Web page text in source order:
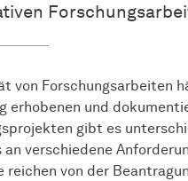
von Forschungsarbeiten
erhobenen und
gibt es
an verschiedene
reichen von der